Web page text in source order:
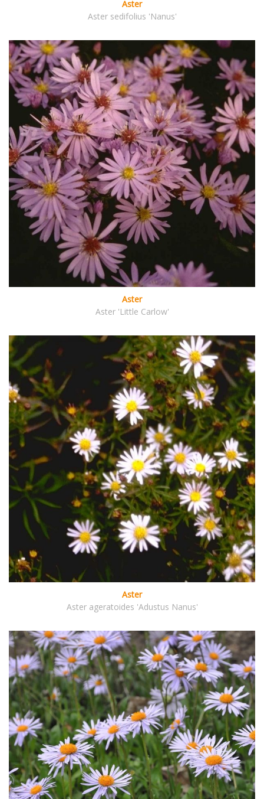
Aster
Aster sedifolius 'Nanus'
Aster
Aster 'Little Carlow'
Aster
Aster ageratoides 'Adustus Nanus'